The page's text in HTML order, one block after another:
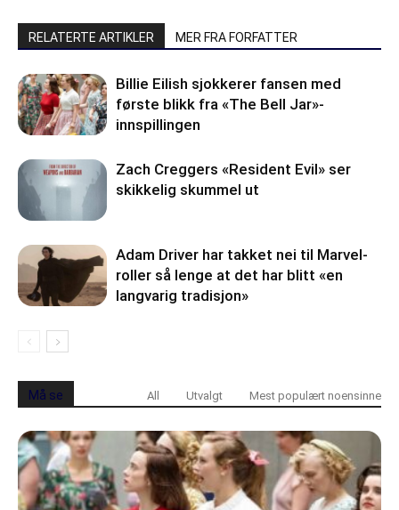
RELATERTE ARTIKLER MER FRA FORFATTER
Billie Eilish sjokkerer fansen med
første blikk fra «The Bell Jar»-
innspillingen
Zach Creggers «Resident Evil» ser
skikkelig skummel ut
Adam Driver har takket nei til Marvel-
roller så lenge at det har blitt «en
langvarig tradisjon»
Må se All Utvalgt Mest populært noensinne